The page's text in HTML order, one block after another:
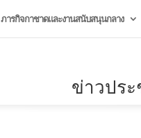
ภารกิจกาชาดและงานสนับสนุนกลาง
ข่าวปร